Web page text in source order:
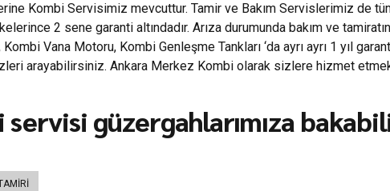
Kombi Servisimiz mevcuttur. Tamir ve Bakım Servislerimiz de
2 sene garanti altındadır. Arıza durumunda bakım ve
Vana Motoru, Kombi Genleşme Tankları ‘da ayrı ayrı 1 yıl
arayabilirsiniz. Ankara Merkez Kombi olarak sizlere hizmet
güzergahlarımıza